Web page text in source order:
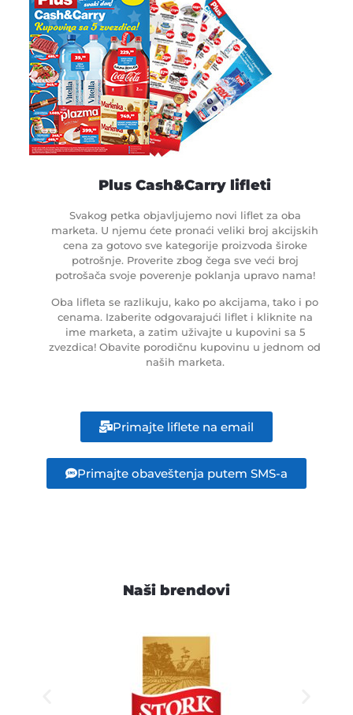
Plus Cash&Carry lifleti
Svakog petka objavljujemo novi liflet za oba
marketa. U njemu ćete pronaći veliki broj akcijskih
cena za gotovo sve kategorije proizvoda široke
potrošnje. Proverite zbog čega sve veći broj
potrošača svoje poverenje poklanja upravo nama!
Oba lifleta se razlikuju, kako po akcijama, tako i po
cenama. Izaberite odgovarajući liflet i kliknite na
ime marketa, a zatim uživajte u kupovini sa 5
zvezdica! Obavite porodičnu kupovinu u jednom od
naših marketa.
Primajte liflete na email
Primajte obaveštenja putem SMS-a
Naši brendovi